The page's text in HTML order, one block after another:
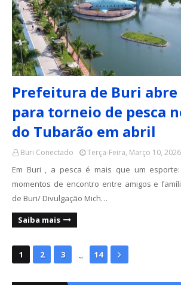
Prefeitura de Buri abre
para torneio de pesca
do Tubarão em abril
Buri Conectado Terça-Feira, Março 10, 2026
Em Buri , a pesca é mais que um
momentos de encontro entre amigos e
de Buri/ Divulgação Mich…
Saiba mais
1 2 3 ... 14